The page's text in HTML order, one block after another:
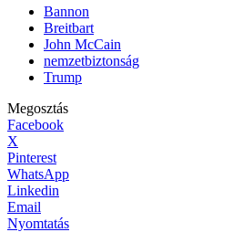
Bannon
Breitbart
John McCain
nemzetbiztonság
Trump
Megosztás
Facebook
X
Pinterest
WhatsApp
Linkedin
Email
Nyomtatás